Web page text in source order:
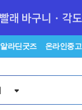
알라딘굿즈 온라인중고